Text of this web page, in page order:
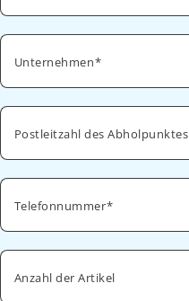
Unternehmen
Postleitzahl des Abholpunktes
Telefonnummer
Anzahl der Artikel